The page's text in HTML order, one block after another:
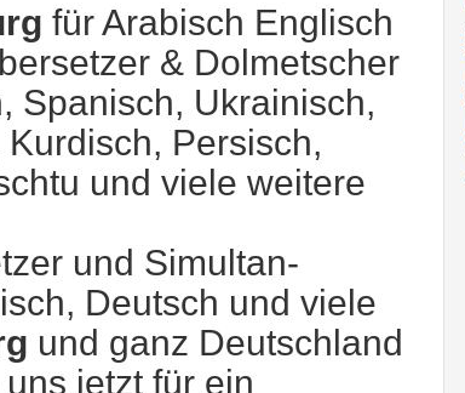
für Arabisch Englisch
& Dolmetscher
Spanisch, Ukrainisch,
Persisch,
und viele weitere
und Simultan-
Deutsch und viele
und ganz Deutschland
jetzt für ein